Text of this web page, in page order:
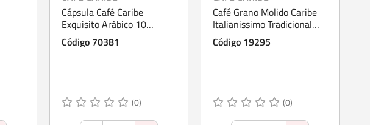
Cápsula Café Caribe
Exquisito Arábico 10
Unidades
Código 70381
(0)
Café Grano Molido Caribe
Italianissimo Tradicional
250 g
Código 19295
(0)